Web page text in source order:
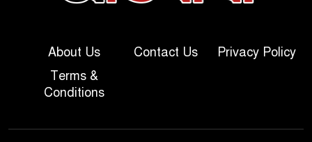
About Us Contact Us
Privacy Policy
Terms &
Conditions